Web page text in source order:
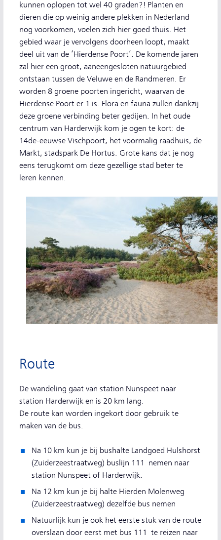
kunnen oplopen tot wel 40 graden?! Planten en
dieren die op weinig andere plekken in Nederland
nog voorkomen, voelen zich hier goed thuis. Het
gebied waar je vervolgens doorheen loopt, maakt
deel uit van de ‘Hierdense Poort’. De komende jaren
zal hier een groot, aaneengesloten natuurgebied
ontstaan tussen de Veluwe en de Randmeren. Er
worden 8 groene poorten ingericht, waarvan de
Hierdense Poort er 1 is. Flora en fauna zullen dankzij
deze groene verbinding beter gedijen. In het oude
centrum van Harderwijk kom je ogen te kort: de
14de-eeuwse Vischpoort, het voormalig raadhuis, de
Markt, stadspark De Hortus. Grote kans dat je nog
eens terugkomt om deze gezellige stad beter te
leren kennen.
Route
De wandeling gaat van station Nunspeet naar
station Harderwijk en is 20 km lang.
De route kan worden ingekort door gebruik te
maken van de bus.
Na 10 km kun je bij bushalte Landgoed Hulshorst
(Zuiderzeestraatweg) buslijn 111 nemen naar
station Nunspeet of Harderwijk.
Na 12 km kun je bij halte Hierden Molenweg
(Zuiderzeestraatweg) dezelfde bus nemen
Natuurlijk kun je ook het eerste stuk van de route
overslaan door eerst met bus 111 te reizen naar